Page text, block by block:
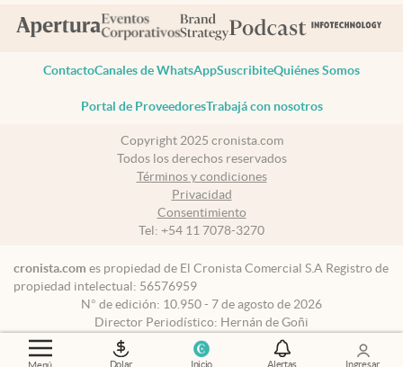
Menú Dolar Inicio Alertas Ingresar
ContactoCanales de WhatsAppSuscribiteQuiénes Somos
Portal de ProveedoresTrabajá con nosotros
Copyright 2025 cronista.com
Todos los derechos reservados
Términos y condiciones
Privacidad
Consentimiento
Tel: +54 11 7078-3270
cronista.com es propiedad de El Cronista Comercial S.A Registro de
propiedad intelectual: 56576959
N° de edición: 10.950 - 7 de agosto de 2026
Director Periodístico: Hernán de Goñi